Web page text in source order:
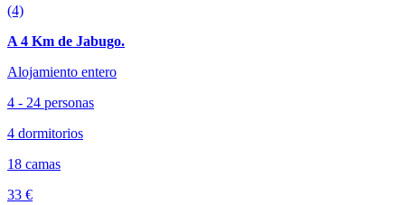
(4)
A 4 Km de Jabugo.
Alojamiento entero
4 - 24 personas
4 dormitorios
18 camas
33 €